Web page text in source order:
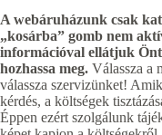
A webáruházunk csak
„kosárba” gomb nem
információval ellátjuk
hozhassa meg. Válassza a
válassza szervizünket!
kérdés, a költségek
Éppen ezért szolgálunk